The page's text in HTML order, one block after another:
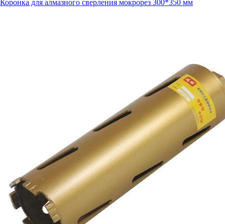
Коронка для алмазного сверления мокрорез 300*350 мм